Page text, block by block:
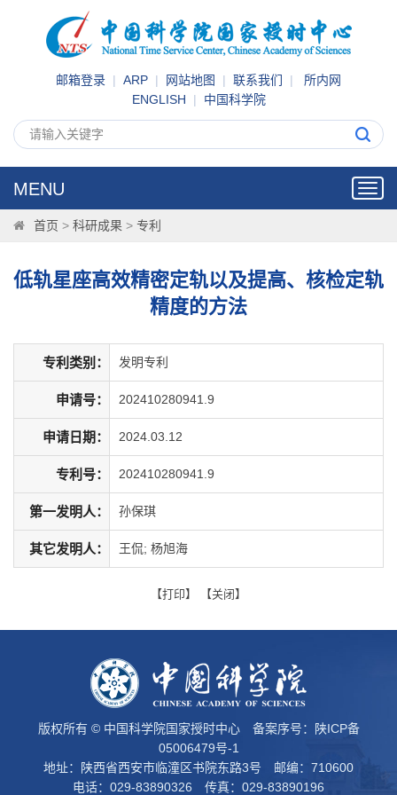
邮箱登录 | ARP | 网站地图 | 联系我们 | 所内网
ENGLISH | 中国科学院
MENU
首页 > 科研成果 > 专利
低轨星座高效精密定轨以及提高、核检定轨
精度的方法
专利类别： 发明专利
申请号： 202410280941.9
申请日期： 2024.03.12
专利号： 202410280941.9
第一发明人： 孙保琪
其它发明人： 王侃; 杨旭海
【打印】 【关闭 】
版权所有 © 中国科学院国家授时中心 备案序号：
陕ICP备
05006479号-1
地址：陕西省西安市临潼区书院东路3号 邮编：710600
电话：029-83890326 传真：029-83890196